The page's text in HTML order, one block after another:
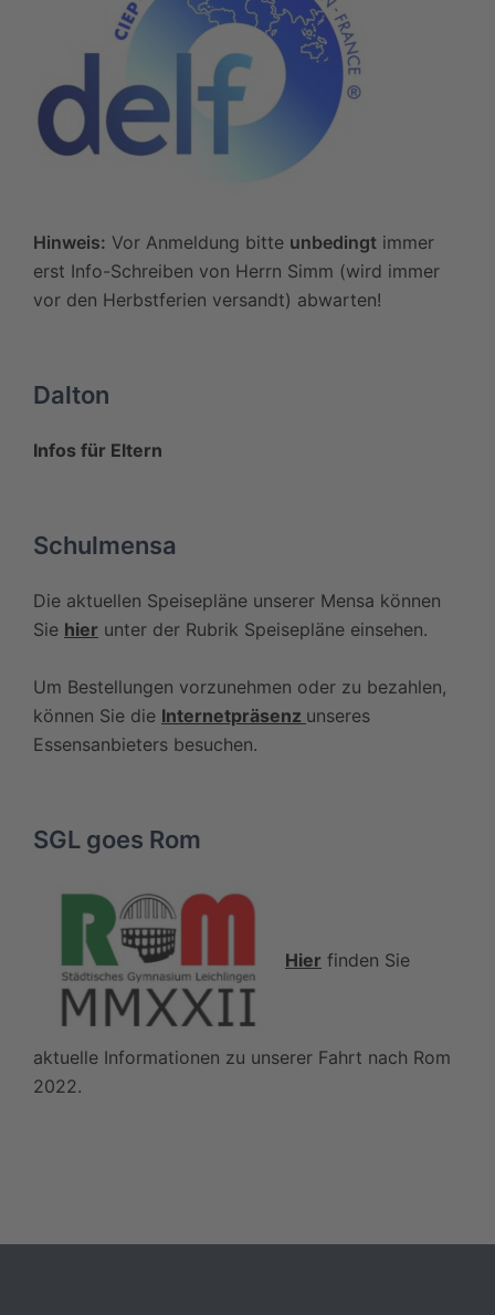
Hinweis: Vor Anmeldung bitte unbedingt immer
erst Info-Schreiben von Herrn Simm (wird immer
vor den Herbstferien versandt) abwarten!
Dalton
Infos für Eltern
Schulmensa
Die aktuellen Speisepläne unserer Mensa können
Sie hier unter der Rubrik Speisepläne einsehen.
Um Bestellungen vorzunehmen oder zu bezahlen,
können Sie die Internetpräsenz unseres
Essensanbieters besuchen.
SGL goes Rom
Hier finden Sie
aktuelle Informationen zu unserer Fahrt nach Rom
2022.